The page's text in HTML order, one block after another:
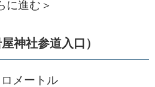
に進む＞
神社参道入口）
メートル